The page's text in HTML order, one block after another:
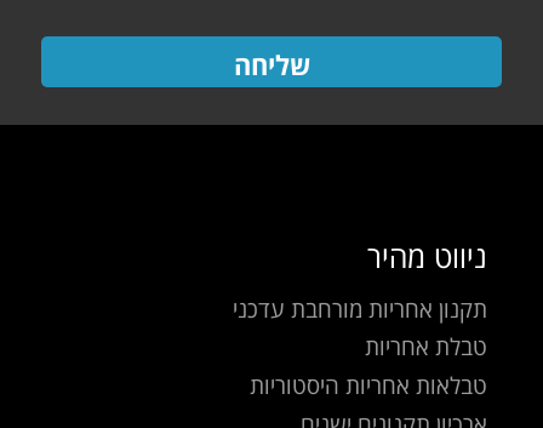
שליחה
ניווט מהיר
תקנון אחריות מורחבת עדכני
טבלת אחריות
טבלאות אחריות היסטוריות